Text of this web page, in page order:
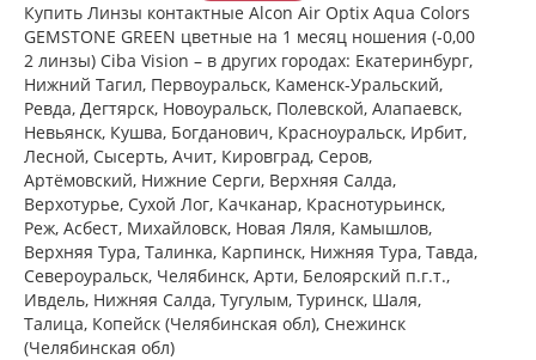
Купить Линзы контактные Alcon Air Optix Aqua Colors
GEMSTONE GREEN цветные на 1 месяц ношения (-0,00
2 линзы) Ciba Vision – в других городах: Екатеринбург,
Нижний Тагил, Первоуральск, Каменск-Уральский,
Ревда, Дегтярск, Новоуральск, Полевской, Алапаевск,
Невьянск, Кушва, Богданович, Красноуральск, Ирбит,
Лесной, Сысерть, Ачит, Кировград, Серов,
Артёмовский, Нижние Cерги, Верхняя Салда,
Верхотурье, Сухой Лог, Качканар, Краснотурьинск,
Реж, Асбест, Михайловск, Новая Ляля, Камышлов,
Верхняя Тура, Талинка, Карпинск, Нижняя Тура, Тавда,
Североуральск, Челябинск, Арти, Белоярский п.г.т.,
Ивдель, Нижняя Салда, Тугулым, Туринск, Шаля,
Талица, Копейск (Челябинская обл), Снежинск
(Челябинская обл)